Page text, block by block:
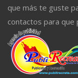
que más te guste
contactos para que